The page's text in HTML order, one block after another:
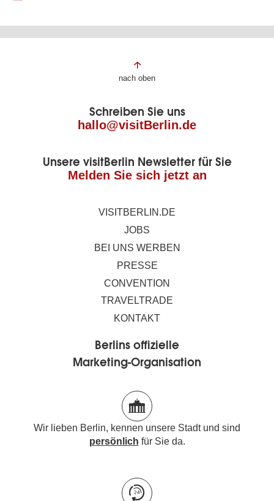
Fußbereich
Seite
nach oben
Schreiben Sie uns
hallo@visitBerlin.de
Unsere visitBerlin Newsletter für Sie
Melden Sie sich jetzt an
VISITBERLIN.DE
JOBS
BEI UNS WERBEN
PRESSE
CONVENTION
TRAVELTRADE
KONTAKT
Berlins offizielle
Marketing-Organisation
Wir lieben Berlin, kennen unsere Stadt und sind
persönlich für Sie da.